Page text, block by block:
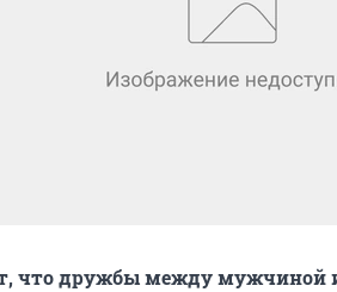
что дружбы между мужчиной